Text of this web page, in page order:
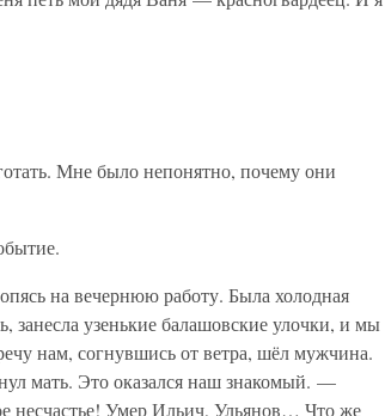
Мне было непонятно, почему они
на вечернюю работу. Была холодная
занесла узенькие балашовские улочки, и мы
нам, согнувшись от ветра, шёл мужчина.
мать. Это оказался наш знакомый. —
несчастье! Умер Ильич, Ульянов… Что же